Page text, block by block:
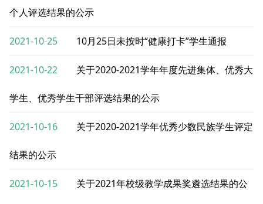
个人评选结果的公示
2021-10-25 10月25日未按时“健康打卡”学生通报
2021-10-22 关于2020-2021学年年度先进集体、优秀大
学生、优秀学生干部评选结果的公示
2021-10-16 关于2020-2021学年优秀少数民族学生评定
结果的公示
2021-10-15 关于2021年校级教学成果奖遴选结果的公